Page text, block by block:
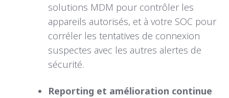
solutions MDM pour contrôler les
appareils autorisés, et à votre SOC pour
corréler les tentatives de connexion
suspectes avec les autres alertes de
sécurité.
Reporting et amélioration continue